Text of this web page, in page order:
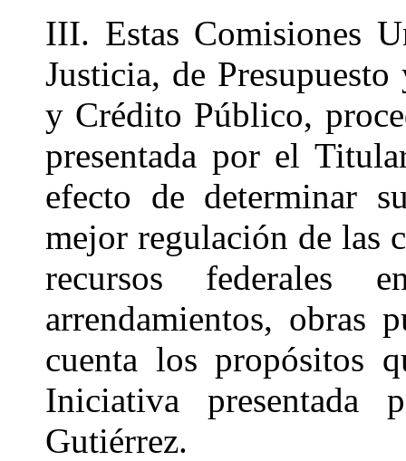
III. Estas Comisiones
Justicia, de
y Crédito Público,
presentada por el
efecto de determinar
mejor regulación de las
recursos federales
arrendamientos, obras
cuenta los propósitos
Iniciativa presentada
Gutiérrez.